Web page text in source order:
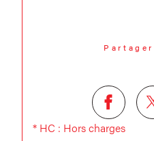
* HC : Hors charges